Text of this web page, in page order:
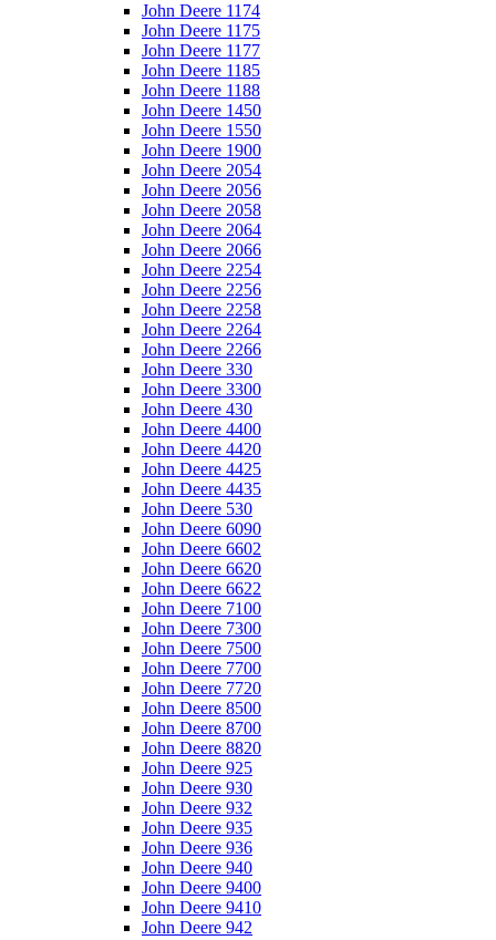
John Deere 1174
John Deere 1175
John Deere 1177
John Deere 1185
John Deere 1188
John Deere 1450
John Deere 1550
John Deere 1900
John Deere 2054
John Deere 2056
John Deere 2058
John Deere 2064
John Deere 2066
John Deere 2254
John Deere 2256
John Deere 2258
John Deere 2264
John Deere 2266
John Deere 330
John Deere 3300
John Deere 430
John Deere 4400
John Deere 4420
John Deere 4425
John Deere 4435
John Deere 530
John Deere 6090
John Deere 6602
John Deere 6620
John Deere 6622
John Deere 7100
John Deere 7300
John Deere 7500
John Deere 7700
John Deere 7720
John Deere 8500
John Deere 8700
John Deere 8820
John Deere 925
John Deere 930
John Deere 932
John Deere 935
John Deere 936
John Deere 940
John Deere 9400
John Deere 9410
John Deere 942